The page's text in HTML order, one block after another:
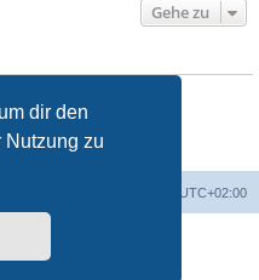
dir den
Nutzung zu
Gehe zu
Forum erstellen.
ändern.
löschen.
UTC+02:00
© phpBB Limited
phpBB.de